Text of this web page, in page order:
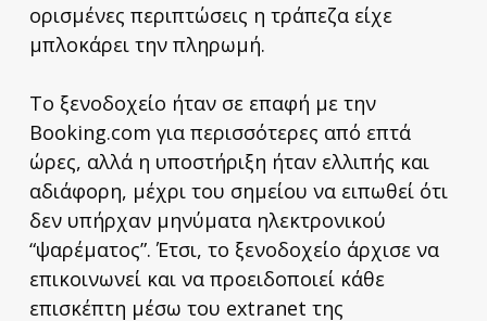
ορισμένες περιπτώσεις η τράπεζα είχε
μπλοκάρει την πληρωμή.
Το ξενοδοχείο ήταν σε επαφή με την
Booking.com για περισσότερες από επτά
ώρες, αλλά η υποστήριξη ήταν ελλιπής και
αδιάφορη, μέχρι του σημείου να ειπωθεί ότι
δεν υπήρχαν μηνύματα ηλεκτρονικού
“ψαρέματος”. Έτσι, το ξενοδοχείο άρχισε να
επικοινωνεί και να προειδοποιεί κάθε
επισκέπτη μέσω του extranet της